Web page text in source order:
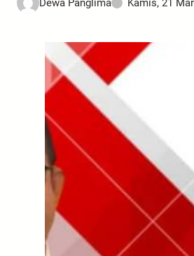
Dewa Panglima Kamis, 21